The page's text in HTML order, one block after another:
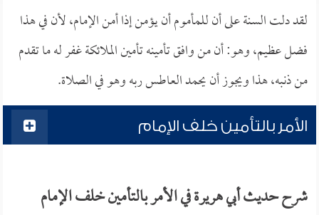
لقد دلت السنة على أن للمأموم أن يؤمن إذا أمن الإمام، لأن في هذا
فضل عظيم، وهو: أن من وافق تأمينه تأمين الملائكة غفر له ما تقدم
من ذنبه، هذا ويجوز أن يحمد العاطس ربه وهو في الصلاة.
الأمر بالتأمين خلف الإمام
شرح حديث أبي هريرة في الأمر بالتأمين خلف الإمام